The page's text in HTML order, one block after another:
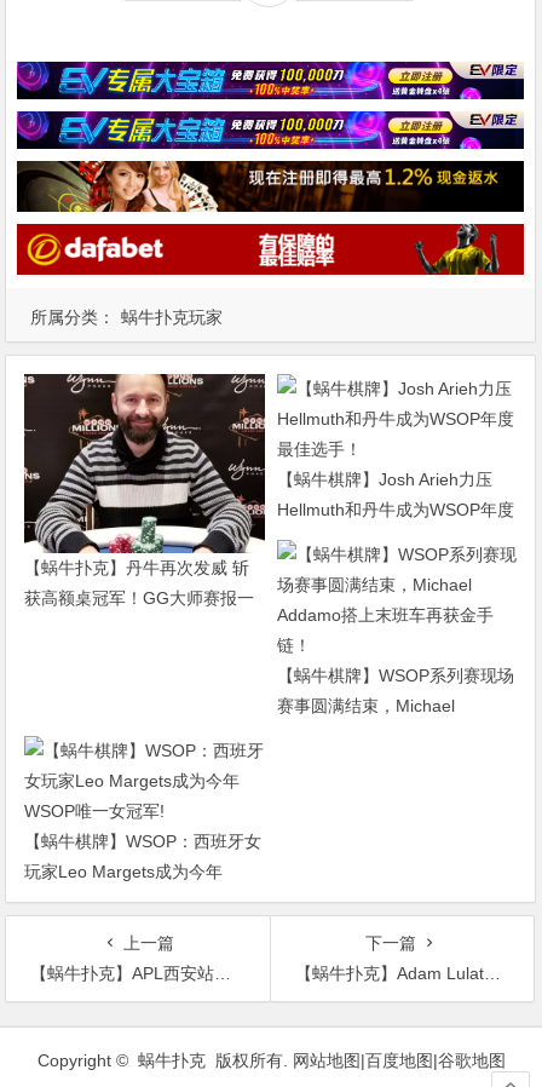
所属分类： 蜗牛扑克玩家
【蜗牛扑克】丹牛再次发威 斩
获高额桌冠军！GG大师赛报一
【蜗牛棋牌】Josh Arieh力压
Hellmuth和丹牛成为WSOP年度
最佳选手！
【蜗牛棋牌】WSOP系列赛现场
赛事圆满结束，Michael
【蜗牛棋牌】WSOP：西班牙女
玩家Leo Margets成为今年
WSOP唯一女冠军!
上一篇
【蜗牛扑克】APL西安站主赛事Day1B：刘克东携28人晋级
下一篇
【蜗牛扑克】Adam Lulat奖金强制收缴事件“出来混迟早是要还的”
文
Copyright © 蜗牛扑克 版权所有. 网站地图|百度地图|谷歌地图